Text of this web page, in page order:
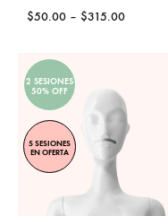
$50.00 – $315.00Price
2 SESIONES
50% OFF
5 SESIONES
EN OFERTA